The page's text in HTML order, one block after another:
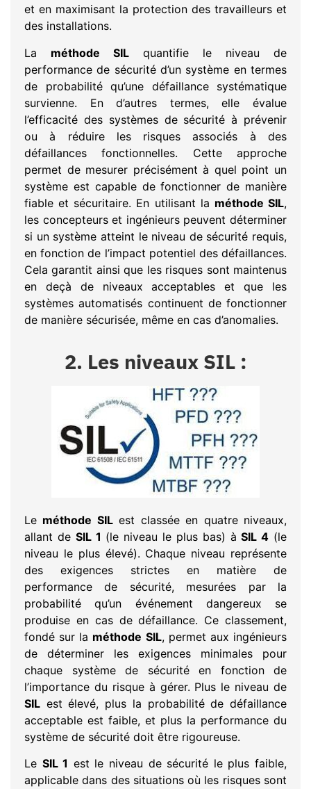
et en maximisant la protection des travailleurs et
des installations.
La méthode SIL quantifie le niveau de
performance de sécurité d’un système en termes
de probabilité qu’une défaillance systématique
survienne. En d’autres termes, elle évalue
l’efficacité des systèmes de sécurité à prévenir
ou à réduire les risques associés à des
défaillances fonctionnelles. Cette approche
permet de mesurer précisément à quel point un
système est capable de fonctionner de manière
fiable et sécuritaire. En utilisant la méthode SIL,
les concepteurs et ingénieurs peuvent déterminer
si un système atteint le niveau de sécurité requis,
en fonction de l’impact potentiel des défaillances.
Cela garantit ainsi que les risques sont maintenus
en deçà de niveaux acceptables et que les
systèmes automatisés continuent de fonctionner
de manière sécurisée, même en cas d’anomalies.
2. Les niveaux SIL :
Le méthode SILest classée en quatre niveaux,
allant de SIL 1 (le niveau le plus bas) àSIL 4 (le
niveau le plus élevé). Chaque niveau représente
des exigences strictes en matière de
performance de sécurité, mesurées par la
probabilité qu’un événement dangereux se
produise en cas de défaillance. Ce classement,
fondé sur la méthode SIL, permet aux ingénieurs
de déterminer les exigences minimales pour
chaque système de sécurité en fonction de
l’importance du risque à gérer. Plus le niveau de
SIL est élevé, plus la probabilité de défaillance
acceptable est faible, et plus la performance du
système de sécurité doit être rigoureuse.
Le SIL 1 est le niveau de sécurité le plus faible,
applicable dans des situations où les risques sont